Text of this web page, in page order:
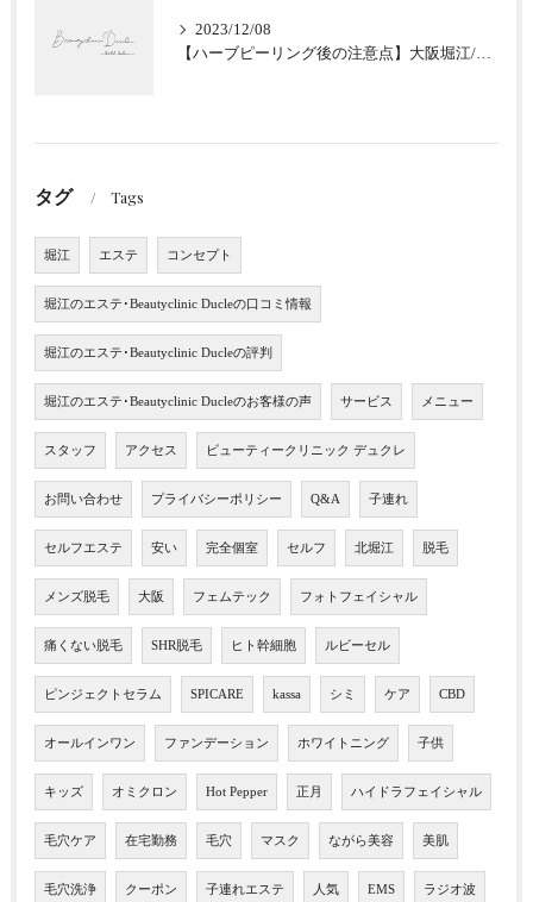
2023/12/08
【ハーブピーリング後の注意点】大阪堀江/Beautyclinic Ducle
タグ Tags
堀江 エステ コンセプト
堀江のエステ･Beautyclinic Ducleの口コミ情報
堀江のエステ･Beautyclinic Ducleの評判
堀江のエステ･Beautyclinic Ducleのお客様の声 サービス メニュー
スタッフ アクセス ビューティークリニック デュクレ
お問い合わせ プライバシーポリシー Q&A 子連れ
セルフエステ 安い 完全個室 セルフ 北堀江 脱毛
メンズ脱毛 大阪 フェムテック フォトフェイシャル
痛くない脱毛 SHR脱毛 ヒト幹細胞 ルビーセル
ピンジェクトセラム SPICARE kassa シミ ケア CBD
オールインワン ファンデーション ホワイトニング 子供
キッズ オミクロン Hot Pepper 正月 ハイドラフェイシャル
毛穴ケア 在宅勤務 毛穴 マスク ながら美容 美肌
毛穴洗浄 クーポン 子連れエステ 人気 EMS ラジオ波